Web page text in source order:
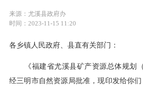
来源：尤溪县政府办
时间：2023-11-15 11:20
各乡镇人民政府、县直有关部门：
《福建省尤溪县矿产资源总体规划（
经三明市自然资源局批准，现印发给你们